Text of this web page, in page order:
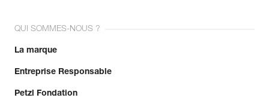
QUI SOMMES-NOUS ?
La marque
Entreprise Responsable
Petzl Fondation